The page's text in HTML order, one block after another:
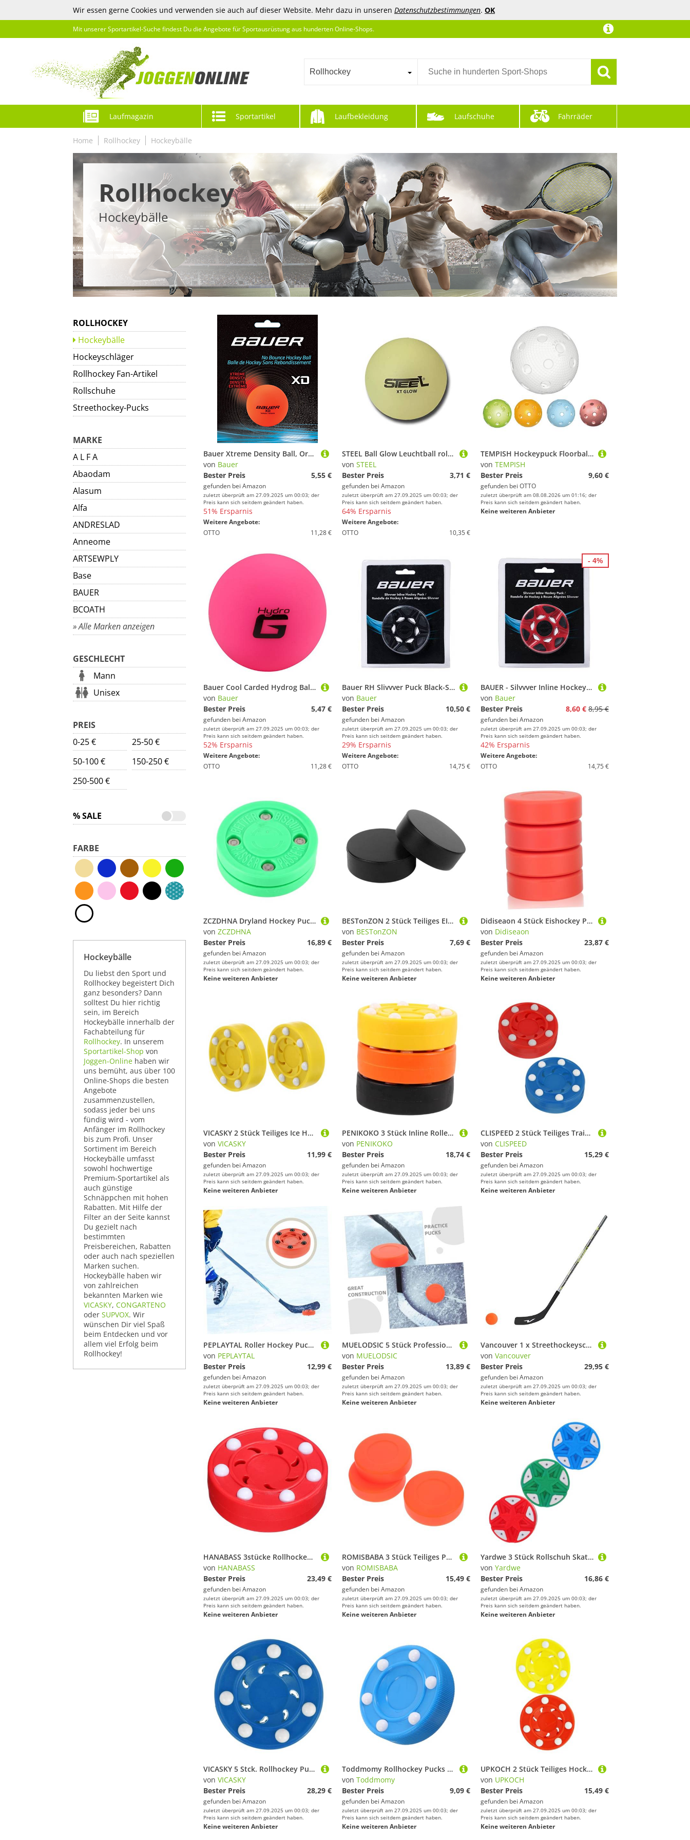
Wir essen gerne Cookies und verwenden sie auch auf dieser Website. Mehr dazu in unseren Datenschutzbestimmungen. OK
Mit unserer Sportartikel-Suche findest Du die Angebote für Sportausrüstung aus hunderten Online-Shops.
Rollhockey
Laufmagazin Sportartikel Laufbekleidung Laufschuhe Fahrräder
Home Rollhockey Hockeybälle
Rollhockey
Hockeybälle
ROLLHOCKEY
Hockeybälle
Hockeyschläger
Rollhockey Fan-Artikel
Rollschuhe
Streethockey-Pucks
MARKE
A L F A
Abaodam
Alasum
Alfa
ANDRESLAD
Anneome
ARTSEWPLY
Base
BAUER
BCOATH
» Alle Marken anzeigen
GESCHLECHT
Mann
Unisex
PREIS
0-25 €
25-50 €
50-100 €
150-250 €
250-500 €
% SALE
FARBE
Hockeybälle
Du liebst den Sport und
Rollhockey begeistert Dich
ganz besonders? Dann
solltest Du hier richtig
sein, im Bereich
Hockeybälle innerhalb der
Fachabteilung für
Rollhockey. In unserem
Sportartikel-Shop von
Joggen-Online haben wir
uns bemüht, aus über 100
Online-Shops die besten
Angebote
zusammenzustellen,
sodass jeder bei uns
fündig wird - vom
Anfänger im Rollhockey
bis zum Profi. Unser
Sortiment im Bereich
Hockeybälle umfasst
sowohl hochwertige
Premium-Sportartikel als
auch günstige
Schnäppchen mit hohen
Rabatten. Mit Hilfe der
Filter an der Seite kannst
Du gezielt nach
bestimmten
Preisbereichen, Rabatten
oder auch nach speziellen
Marken suchen.
Hockeybälle haben wir
von zahlreichen
bekannten Marken wie
VICASKY, CONGARTENO
oder SUPVOX. Wir
wünschen Dir viel Spaß
beim Entdecken und vor
allem viel Erfolg beim
Rollhockey!
Bauer Xtreme Density Ball, Orange
von Bauer
Bester Preis
5,55 €
gefunden bei Amazon
zuletzt überprüft am 27.09.2025 um 00:03; der
Preis kann sich seitdem geändert haben.
51% Ersparnis
Weitere Angebote:
OTTO
11,28 €
STEEL Ball Glow Leuchtball rollhockey streethockey leuchtet im Dunkeln
von STEEL
Bester Preis
3,71 €
gefunden bei Amazon
zuletzt überprüft am 27.09.2025 um 00:03; der
Preis kann sich seitdem geändert haben.
64% Ersparnis
Weitere Angebote:
OTTO
10,35 €
TEMPISH Hockeypuck Floorball Ball Tempish iFF Trix
von TEMPISH
Bester Preis
9,60 €
gefunden bei OTTO
zuletzt überprüft am 08.08.2026 um 01:16; der
Preis kann sich seitdem geändert haben.
Keine weiteren Anbieter
Bauer Cool Carded Hydrog Ball, Pink
von Bauer
Bester Preis
5,47 €
gefunden bei Amazon
zuletzt überprüft am 27.09.2025 um 00:03; der
Preis kann sich seitdem geändert haben.
52% Ersparnis
Weitere Angebote:
OTTO
11,28 €
Bauer RH Slivvver Puck Black-Stück, schwarz, M
von Bauer
Bester Preis
10,50 €
gefunden bei Amazon
zuletzt überprüft am 27.09.2025 um 00:03; der
Preis kann sich seitdem geändert haben.
29% Ersparnis
Weitere Angebote:
OTTO
14,75 €
BAUER - Silvvver Inline Hockey Puck I Streethockey-Puck I Puck für Roller- und Inlinehockey I Indoor Puck mit geringer Reibung I verhindert Puckspringen - Rot
von Bauer
Bester Preis
8,60 € 8,95 €
gefunden bei Amazon
zuletzt überprüft am 27.09.2025 um 00:03; der
Preis kann sich seitdem geändert haben.
42% Ersparnis
Weitere Angebote:
OTTO
14,75 €
- 4%
ZCZDHNA Dryland Hockey Puck | Polyoxymethylene Green Street Hockey Puck for Training/Roller Skating/Practice | Shock Absorption, Long - Wearing & Portable
von ZCZDHNA
Bester Preis
16,89 €
gefunden bei Amazon
zuletzt überprüft am 27.09.2025 um 00:03; der
Preis kann sich seitdem geändert haben.
Keine weiteren Anbieter
BESTonZON 2 Stück Teiliges EIS Hockey Puck aus Hochdichtem Widerstandsfähigem Material Professionelle Trainingspucks mit Glatter Oberfläche für Präzise Schüsse Geeignet für Indoor
von BESTonZON
Bester Preis
7,69 €
gefunden bei Amazon
zuletzt überprüft am 27.09.2025 um 00:03; der
Preis kann sich seitdem geändert haben.
Keine weiteren Anbieter
Didiseaon 4 Stück Eishockey Pucks Rote Trainingspucks Flach Glatt Dicht Texturiert Für Erwachsene Hockey Übungsspiel Praxiseinsatz Vereins Mannschaftstraining
von Didiseaon
Bester Preis
23,87 €
gefunden bei Amazon
zuletzt überprüft am 27.09.2025 um 00:03; der
Preis kann sich seitdem geändert haben.
Keine weiteren Anbieter
VICASKY 2 Stück Teiliges Ice Hockey Pucks aus Robustem Material Hoher Härtegrad Leicht und Langlebig Geeignet für Rollschuhtraining und Wettkampf Niedrige Reibung für Schnelle Präzise
von VICASKY
Bester Preis
11,99 €
gefunden bei Amazon
zuletzt überprüft am 27.09.2025 um 00:03; der
Preis kann sich seitdem geändert haben.
Keine weiteren Anbieter
PENIKOKO 3 Stück Inline Roller Hockey Pucks für Training und Freizeitnahe EIS-Hockey Simulation mit Stabilem Design Glattes Geeignet für Indoor und Outdoor Hockeyspieler Jeden Alters
von PENIKOKO
Bester Preis
18,74 €
gefunden bei Amazon
zuletzt überprüft am 27.09.2025 um 00:03; der
Preis kann sich seitdem geändert haben.
Keine weiteren Anbieter
CLISPEED 2 Stück Teiliges Trainings Puck Set für Street Indoor Hockey Langlebige Wiederverwendbare Landhockey Pucks für Profis und Anfänger Vielseitig für Roller Eishockey Training
von CLISPEED
Bester Preis
15,29 €
gefunden bei Amazon
zuletzt überprüft am 27.09.2025 um 00:03; der
Preis kann sich seitdem geändert haben.
Keine weiteren Anbieter
PEPLAYTAL Roller Hockey Puck mit Stoßfestem Kern Hohe Härte rutschfest für Indoor und Outdoor Geeignet für Straßenhockey und Rollhockeytraining Langlebig für Glatte Böden und Wettkämpfe
von PEPLAYTAL
Bester Preis
12,99 €
gefunden bei Amazon
zuletzt überprüft am 27.09.2025 um 00:03; der
Preis kann sich seitdem geändert haben.
Keine weiteren Anbieter
MUELODSIC 5 Stück Professionelle Eishockey Pucks aus Robustem PVC Flache Trainingspucks für Hockeypraxis und Wettkampf Vielseitig Einsetzbar für Männer und Frauen Langlebiges Design zur
von MUELODSIC
Bester Preis
13,89 €
gefunden bei Amazon
zuletzt überprüft am 27.09.2025 um 00:03; der
Preis kann sich seitdem geändert haben.
Keine weiteren Anbieter
Vancouver 1 x Streethockeyschläger 100 cm, Kids Plus 1 Hockey-Ball (Rechtsschuss (rechte Hand unten))
von Vancouver
Bester Preis
29,95 €
gefunden bei Amazon
zuletzt überprüft am 27.09.2025 um 00:03; der
Preis kann sich seitdem geändert haben.
Keine weiteren Anbieter
HANABASS 3stücke Rollhockey Für Straßen Und Hallentraining Professioneller Inline Hockey Puck Für Erwachsene Geeignet Für Wettbewerbe Und Freizeitaktivitäten Stoßfester Kern
von HANABASS
Bester Preis
23,49 €
gefunden bei Amazon
zuletzt überprüft am 27.09.2025 um 00:03; der
Preis kann sich seitdem geändert haben.
Keine weiteren Anbieter
ROMISBABA 3 Stück Teiliges PVC Hockey Puck Orange Einstellbare Härte Strapazierfähig rutschfest Training und Wettkampf für Erwachsene Eishockey Ball Ersatz Roller Hockey Zubehör
von ROMISBABA
Bester Preis
15,49 €
gefunden bei Amazon
zuletzt überprüft am 27.09.2025 um 00:03; der
Preis kann sich seitdem geändert haben.
Keine weiteren Anbieter
Yardwe 3 Stück Rollschuh Skating -Eishockeykuchen Hockeykugeln in Innenräumen Rollhockey Straßenpuck Inline-Hockey-Puck Hockeykugeln innen Rollpuck Mini-Hockeybälle Bodenhockey-Pucks Abs
von Yardwe
Bester Preis
16,86 €
gefunden bei Amazon
zuletzt überprüft am 27.09.2025 um 00:03; der
Preis kann sich seitdem geändert haben.
Keine weiteren Anbieter
VICASKY 5 Stck. Rollhockey Puck Blau Hochfester Trainingspuck mit Niedrigem Reibungswiderstand für Präzise Schüsse und Schnelle Pässe Geeignet für Straßen und Hallenhockey Erwachsene
von VICASKY
Bester Preis
28,29 €
gefunden bei Amazon
zuletzt überprüft am 27.09.2025 um 00:03; der
Preis kann sich seitdem geändert haben.
Keine weiteren Anbieter
Toddmomy Rollhockey Pucks aus Langlebigem Pp Material Weiche Hockeybälle für Indoor Outdoor Naturnahe EIS Hockey Simulation Vielseitig für Training und Spiele Straßeneishockey Equipment
von Toddmomy
Bester Preis
9,09 €
gefunden bei Amazon
zuletzt überprüft am 27.09.2025 um 00:03; der
Preis kann sich seitdem geändert haben.
Keine weiteren Anbieter
UPKOCH 2 Stück Teiliges Hockey Pucks aus Langlebigem Pp Material Multifunktional für EIS Rollhockey Widerstandsfähig und Anpassbar für Indoor Outdoor Sport Geeignet für Verschiedene
von UPKOCH
Bester Preis
15,49 €
gefunden bei Amazon
zuletzt überprüft am 27.09.2025 um 00:03; der
Preis kann sich seitdem geändert haben.
Keine weiteren Anbieter